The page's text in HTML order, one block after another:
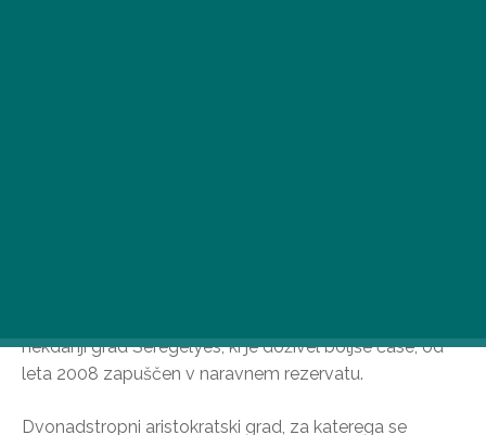
nekdanji grad Seregélyes, ki je doživel boljše čase, od
leta 2008 zapuščen v naravnem rezervatu.
Dvonadstropni aristokratski grad, za katerega se